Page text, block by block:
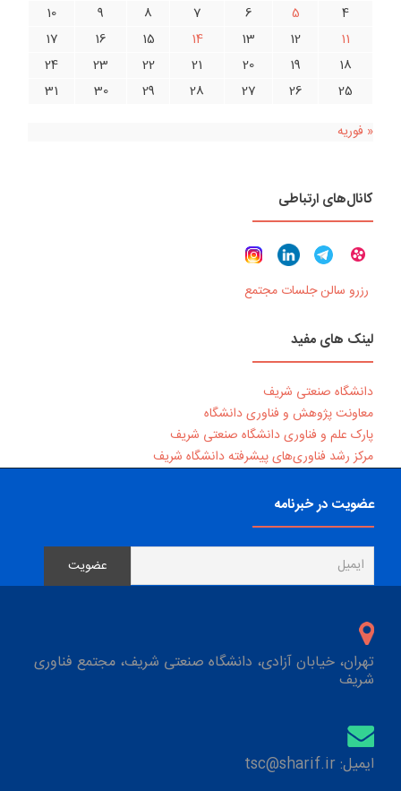
4
5
6
7
8
9
10
11
12
13
14
15
16
17
18
19
20
21
22
23
24
25
26
27
28
29
30
31
« فوریه
کانال‌های ارتباطی
رزرو سالن جلسات مجتمع
لینک های مفید
دانشگاه صنعتی شریف
معاونت پژوهش و فناوری دانشگاه
پارک علم و فناوری دانشگاه صنعتی شریف
مرکز رشد فناوری‌های پیشرفته دانشگاه شریف
عضویت در خبرنامه
تهران، خیابان آزادی، دانشگاه صنعتی شریف، مجتمع فناوری
شریف
ایمیل: tsc@sharif.ir